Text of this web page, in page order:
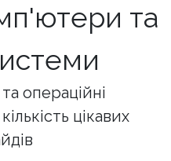
та
операційні
цікавих